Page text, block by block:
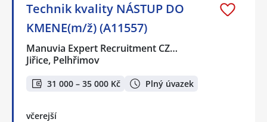
Technik kvality NÁSTUP DO
KMENE(m/ž) (A11557)
Manuvia Expert Recruitment CZ…
Jiřice, Pelhřimov
31 000 – 35 000 Kč Plný úvazek
včerejší